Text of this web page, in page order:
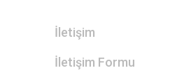
İletişim
İletişim Formu